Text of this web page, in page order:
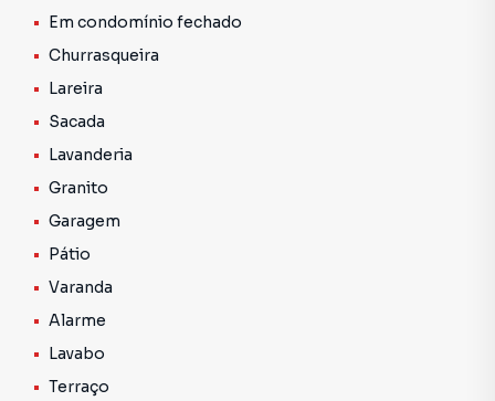
Agende visita com Morano Imobiliária .
Em condomínio fechado
Churrasqueira
Lareira
Sacada
Lavanderia
Granito
Garagem
Pátio
Varanda
Alarme
Lavabo
Terraço